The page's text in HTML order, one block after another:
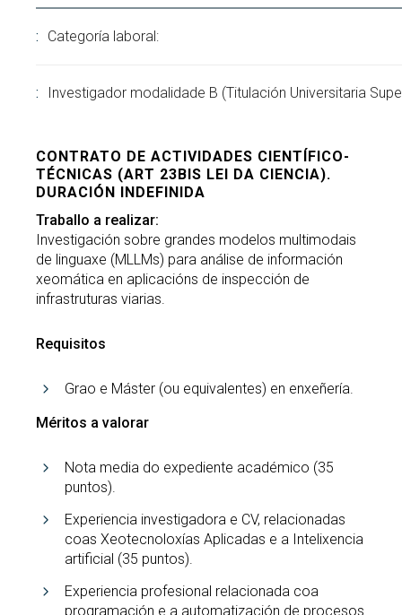
Categoría laboral:
Investigador modalidade B (Titulación Universitaria
CONTRATO DE ACTIVIDADES CIENTÍFICO-
TÉCNICAS (ART 23BIS LEI DA CIENCIA).
DURACIÓN INDEFINIDA
Traballo a realizar:
Investigación sobre grandes modelos multimodais
de linguaxe (MLLMs) para análise de información
xeomática en aplicacións de inspección de
infrastruturas viarias.
Requisitos
Grao e Máster (ou equivalentes) en enxeñería.
Méritos a valorar
Nota media do expediente académico (35
puntos).
Experiencia investigadora e CV, relacionadas
coas Xeotecnoloxías Aplicadas e a Intelixencia
artificial (35 puntos).
Experiencia profesional relacionada coa
programación e a automatización de procesos